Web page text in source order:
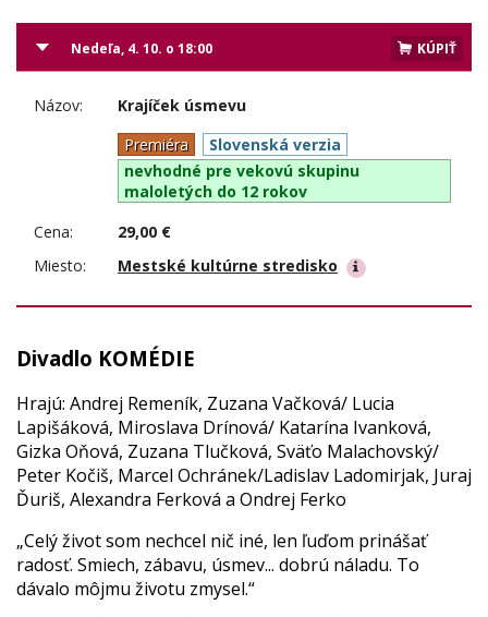
Nedeľa, 4. 10. o 18:00 KÚPIŤ
Názov:
Krajíček úsmevu
Premiéra
Slovenská verzia
nevhodné pre vekovú skupinu
maloletých do 12 rokov
Cena:
29,00 €
Miesto:
Mestské kultúrne stredisko
Divadlo KOMÉDIE
Hrajú: Andrej Remeník, Zuzana Vačková/ Lucia
Lapišáková, Miroslava Drínová/ Katarína Ivanková,
Gizka Oňová, Zuzana Tlučková, Sväťo Malachovský/
Peter Kočiš, Marcel Ochránek/Ladislav Ladomirjak, Juraj
Ďuriš, Alexandra Ferková a Ondrej Ferko
„Celý život som nechcel nič iné, len ľuďom prinášať
radosť. Smiech, zábavu, úsmev... dobrú náladu. To
dávalo môjmu životu zmysel.“